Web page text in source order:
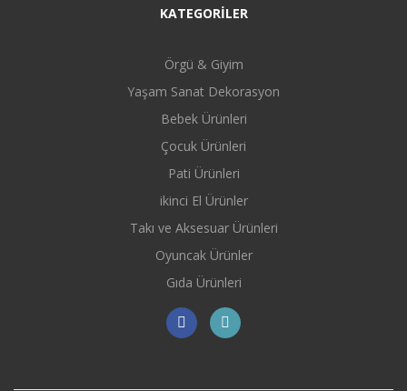
KATEGORİLER
Örgü & Giyim
Yaşam Sanat Dekorasyon
Bebek Ürünleri
Çocuk Ürünleri
Pati Ürünleri
ikinci El Ürünler
Takı ve Aksesuar Ürünleri
Oyuncak Ürünler
Gıda Ürünleri